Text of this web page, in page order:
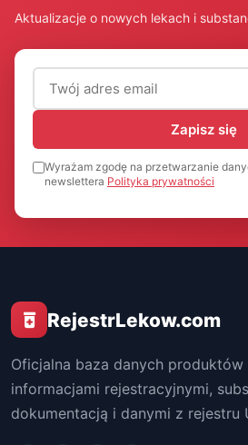
Aktualizacje o nowych lekach i
Adres email (wymagany)
Zapisz się
Wyrażam zgodę na przetwarzanie
newslettera Polityka prywatności
RejestrLekow.com
Oficjalna baza danych
informacjami rejestracyjnymi,
dokumentacją i danymi z rejestru